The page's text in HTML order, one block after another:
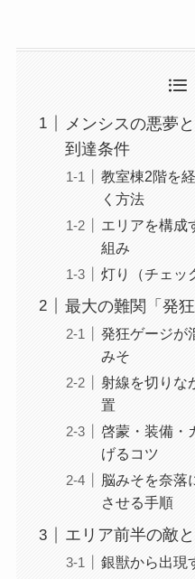
メンシスの悪夢
到達条件
教室棟2階を
く方法
エリアを構成
組み
灯り（チェッ
最大の難関「発
発狂ゲージが
みそ
射線を切りな
置
啓蒙・装備・
げるコツ
脳みそを奈落
させる手順
エリア前半の敵
銀獣から出現